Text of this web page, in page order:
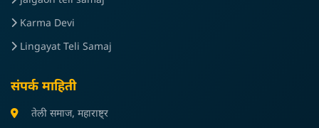
Karma Devi
Lingayat Teli Samaj
संपर्क माहिती
तेली समाज, महाराष्ट्र